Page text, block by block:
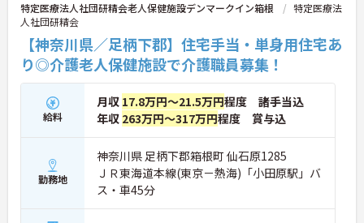
特定医療法人社団研精会老人保健施設デンマークイン箱根
特定医療法
人社団研精会
【神奈川県／足柄下郡】住宅手当・単身用住宅あ
り◎介護老人保健施設で介護職員募集！
給料
月収 17.8万円～21.5万円程度 諸手当込
年収 263万円～317万円程度 賞与込
勤務地
神奈川県 足柄下郡箱根町 仙石原1285
ＪＲ東海道本線(東京－熱海)「小田原駅」バ
ス・車45分